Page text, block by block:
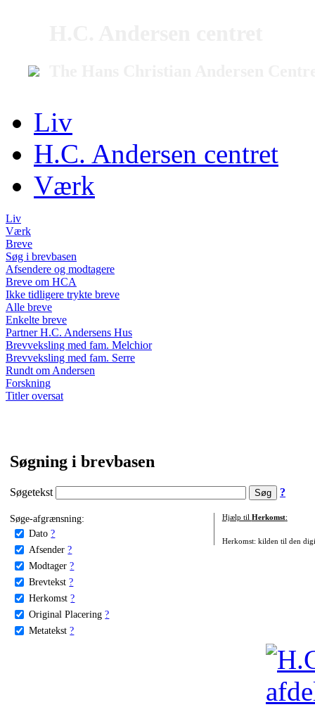
Liv
H.C. Andersen centret
Værk
Liv
Værk
Breve
Søg i brevbasen
Afsendere og modtagere
Breve om HCA
Ikke tidligere trykte breve
Alle breve
Enkelte breve
Partner H.C. Andersens Hus
Brevveksling med fam. Melchior
Brevveksling med fam. Serre
Rundt om Andersen
Forskning
Titler oversat
Søgning i brevbasen
Søgetekst ?
Søge-afgrænsning:
Dato ?
Afsender ?
Modtager ?
Brevtekst ?
Herkomst ?
Original Placering ?
Metatekst ?
Hjælp til Herkomst:
Herkomst: kilden til den